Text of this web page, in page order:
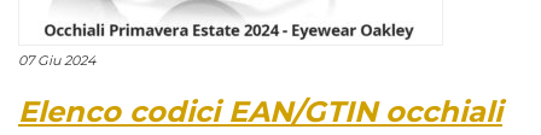
07 Giu 2024
Elenco codici EAN/GTIN occhiali